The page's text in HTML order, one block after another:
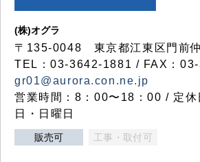
(株)オグラ
〒135-0048 東京都江東区門前
TEL：03-3642-1881 / FAX：
gr01@aurora.con.ne.jp
営業時間：8：00〜18：00 / 定休
日・日曜日
販売可 工事・取付可